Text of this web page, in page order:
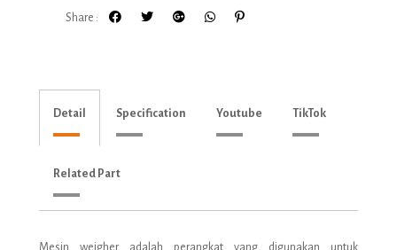
Share :
Detail Specification Youtube TikTok
Related Part
Mesin weigher adalah perangkat yang digunakan untuk